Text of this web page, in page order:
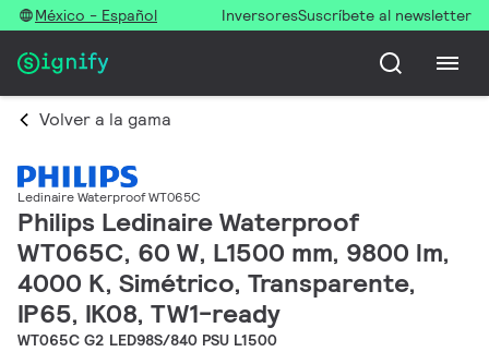
México - Español InversoresSuscríbete al newsletter
Volver a la gama
Ledinaire Waterproof WT065C
Philips Ledinaire Waterproof
WT065C, 60 W, L1500 mm, 9800 lm,
4000 K, Simétrico, Transparente,
IP65, IK08, TW1-ready
WT065C G2 LED98S/840 PSU L1500